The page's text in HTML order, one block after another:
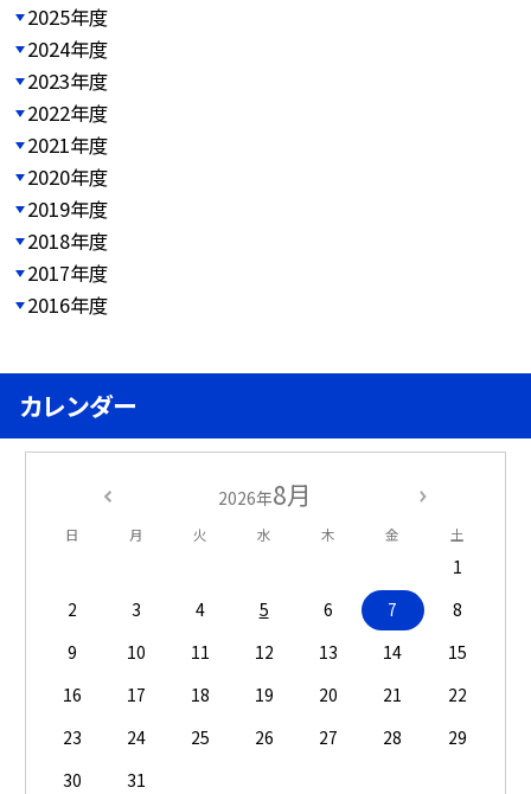
2025年度
2024年度
2023年度
2022年度
2021年度
2020年度
2019年度
2018年度
2017年度
2016年度
カレンダー
2026年8月
日 月 火 水 木 金 土
1
2
3 4 5 6 7
8
9
10 11 12 13 14
15
16
17 18 19 20 21
22
23
24 25 26 27 28
29
30
31